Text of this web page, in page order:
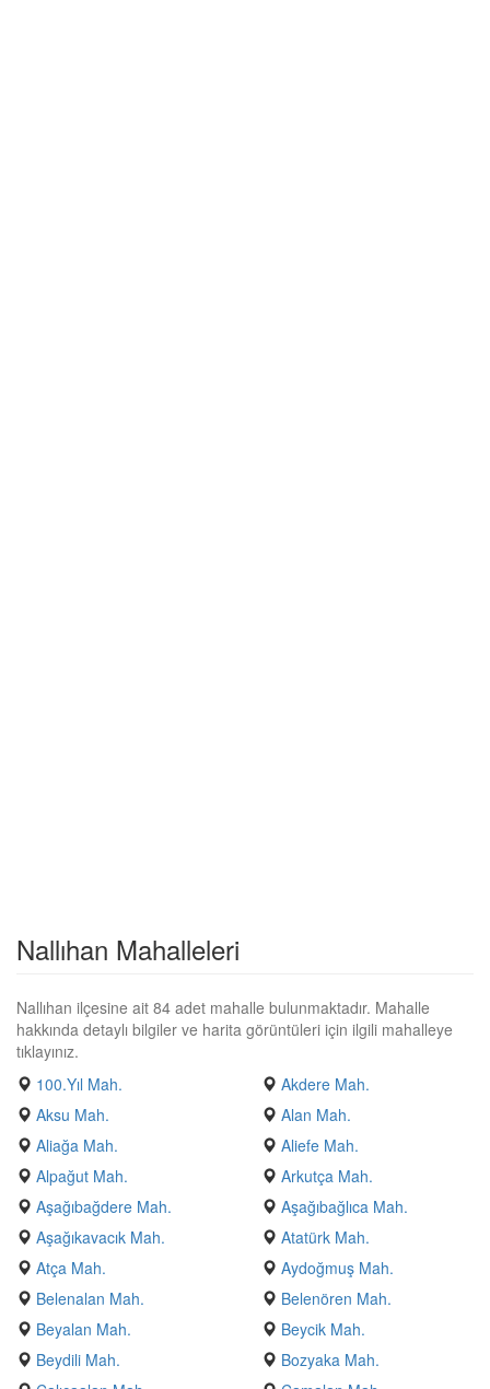
Nallıhan Mahalleleri
Nallıhan ilçesine ait 84 adet mahalle bulunmaktadır. Mahalle
hakkında detaylı bilgiler ve harita görüntüleri için ilgili mahalleye
tıklayınız.
100.Yıl Mah.
Akdere Mah.
Aksu Mah.
Alan Mah.
Aliağa Mah.
Aliefe Mah.
Alpağut Mah.
Arkutça Mah.
Aşağıbağdere Mah.
Aşağıbağlıca Mah.
Aşağıkavacık Mah.
Atatürk Mah.
Atça Mah.
Aydoğmuş Mah.
Belenalan Mah.
Belenören Mah.
Beyalan Mah.
Beycik Mah.
Beydili Mah.
Bozyaka Mah.